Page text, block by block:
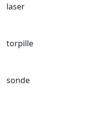
laser
torpille
sonde